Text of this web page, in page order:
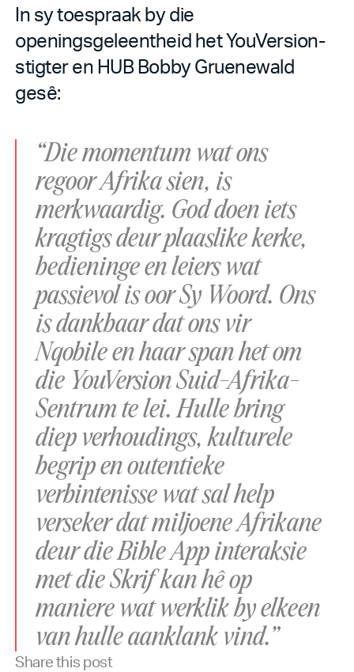
In sy toespraak by die
openingsgeleentheid het YouVersion-
stigter en HUB Bobby Gruenewald
gesê:
“Die momentum wat ons
regoor Afrika sien, is
merkwaardig. God doen iets
kragtigs deur plaaslike kerke,
bedieninge en leiers wat
passievol is oor Sy Woord. Ons
is dankbaar dat ons vir
Nqobile en haar span het om
die YouVersion Suid-Afrika-
Sentrum te lei. Hulle bring
diep verhoudings, kulturele
begrip en outentieke
verbintenisse wat sal help
verseker dat miljoene Afrikane
deur die Bible App interaksie
met die Skrif kan hê op
maniere wat werklik by elkeen
van hulle aanklank vind.”
Share this post